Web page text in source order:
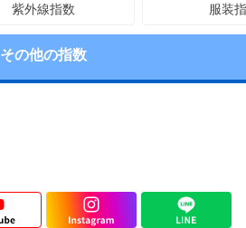
紫外線指数 服装
その他の指数